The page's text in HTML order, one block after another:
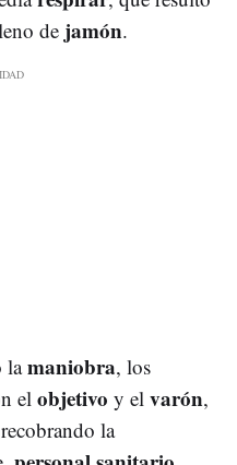
de jamón.
lamaniobra, los
el objetivo y el varón,
la